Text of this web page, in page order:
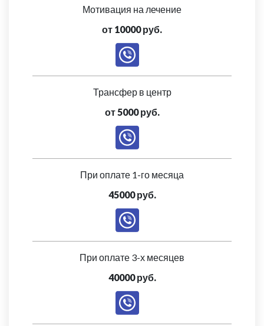
Мотивация на лечение
от 10000 руб.
Трансфер в центр
от 5000 руб.
При оплате 1-го месяца
45000 руб.
При оплате 3-х месяцев
40000 руб.